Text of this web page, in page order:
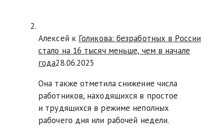
Алексей к Голикова: безработных в России
стало на 16 тысяч меньше, чем в начале
года28.06.2025
Она также отметила снижение числа
работников, находящихся в простое
и трудящихся в режиме неполных
рабочего дня или рабочей недели.